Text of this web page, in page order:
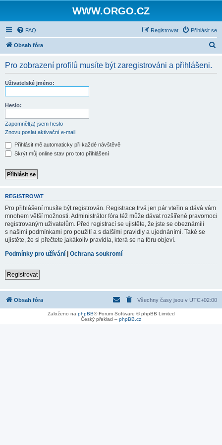
WWW.ORGO.CZ
FAQ Přihlásit se
Registrovat
Obsah fóra
Pro zobrazení profilů musíte být zaregistrováni a přihlášeni.
Uživatelské jméno:
Heslo:
Zapomněl(a) jsem heslo
Znovu poslat aktivační e-mail
Přihlásit mě automaticky při každé návštěvě
Skrýt můj online stav pro toto přihlášení
REGISTROVAT
Pro přihlášení musíte být registrován. Registrace trvá jen pár vteřin a dává vám
mnohem větší možnosti. Administrátor fóra též může dávat rozšířené pravomoci
registrovaným uživatelům. Před registrací se ujistěte, že jste se obeznámili
s našimi podmínkami pro použití a s dalšími pravidly a ujednáními. Také se
ujistěte, že si přečtete jakákoliv pravidla, která se na fóru objeví.
Podmínky pro užívání | Ochrana soukromí
Registrovat
Obsah fóra Všechny časy jsou v UTC+02:00
Založeno na phpBB® Forum Software © phpBB Limited
Český překlad – phpBB.cz